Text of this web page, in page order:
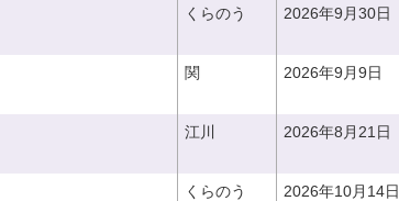
くらのう 2026年9月30日
関 2026年9月9日
江川 2026年8月21日
くらのう 2026年10月14日